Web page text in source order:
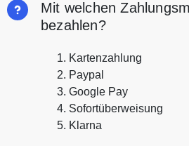
Mit welchen
bezahlen?
Kartenzahlung
Paypal
Google Pay
Sofortüberweisung
Klarna